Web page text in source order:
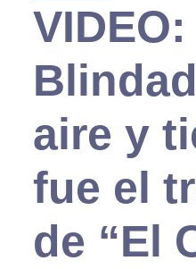
VIDEO:
aire y
fue el
de “El